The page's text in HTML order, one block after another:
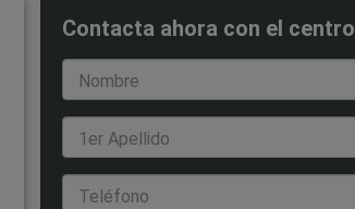
Contacta ahora con el centro
Nombre
1er Apellido
Teléfono